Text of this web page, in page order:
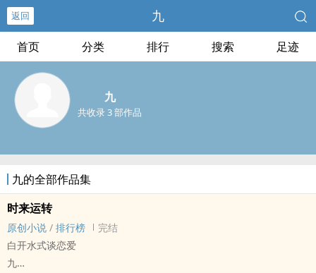
返回 九
首页 分类 排行 搜索 足迹
九
共收录 3 部作品
九的全部作品集
时来运转
原创小说 / 排行榜
完结
白开水式谈恋爱
九